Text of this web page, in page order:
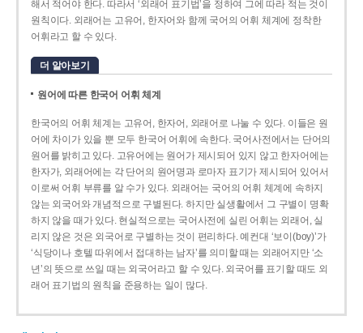
해서 적어야 한다. 따라서 ‘외래어 표기법’을 정하여 그에 따라 적는 것이
원칙이다. 외래어는 고유어, 한자어와 함께 국어의 어휘 체계에 정착한
어휘라고 할 수 있다.
더 알아보기
원어에 따른 한국어 어휘 체계
한국어의 어휘 체계는 고유어, 한자어, 외래어로 나눌 수 있다. 이들은 원
어에 차이가 있을 뿐 모두 한국어 어휘에 속한다. 국어사전에서는 단어의
원어를 밝히고 있다. 고유어에는 원어가 제시되어 있지 않고 한자어에는
한자가, 외래어에는 각 단어의 원어명과 로마자 표기가 제시되어 있어서
이로써 어휘 부류를 알 수가 있다. 외래어는 국어의 어휘 체계에 속하지
않는 외국어와 개념적으로 구별된다. 하지만 실생활에서 그 구별이 명확
하지 않을 때가 있다. 현실적으로는 국어사전에 실린 어휘는 외래어, 실
리지 않은 것은 외국어로 구별하는 것이 편리하다. 예컨대 ‘보이(boy)’가
‘식당이나 호텔 따위에서 접대하는 남자’를 의미할 때는 외래어지만 ‘소
년’의 뜻으로 쓰일 때는 외국어라고 할 수 있다. 외국어를 표기할 때도 외
래어 표기법의 원칙을 준용하는 일이 많다.